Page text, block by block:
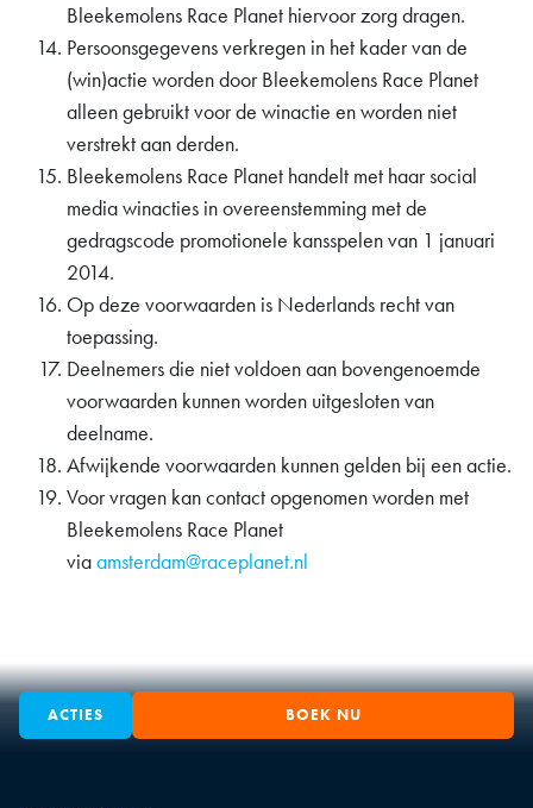
Bleekemolens Race Planet hiervoor zorg dragen.
Persoonsgegevens verkregen in het kader van de
(win)actie worden door Bleekemolens Race Planet
alleen gebruikt voor de winactie en worden niet
verstrekt aan derden.
Bleekemolens Race Planet handelt met haar social
media winacties in overeenstemming met de
gedragscode promotionele kansspelen van 1 januari
2014.
Op deze voorwaarden is Nederlands recht van
toepassing.
Deelnemers die niet voldoen aan bovengenoemde
voorwaarden kunnen worden uitgesloten van
deelname.
Afwijkende voorwaarden kunnen gelden bij een actie.
Voor vragen kan contact opgenomen worden met
Bleekemolens Race Planet
viaamsterdam@raceplanet.nl
ACTIES BOEK NU